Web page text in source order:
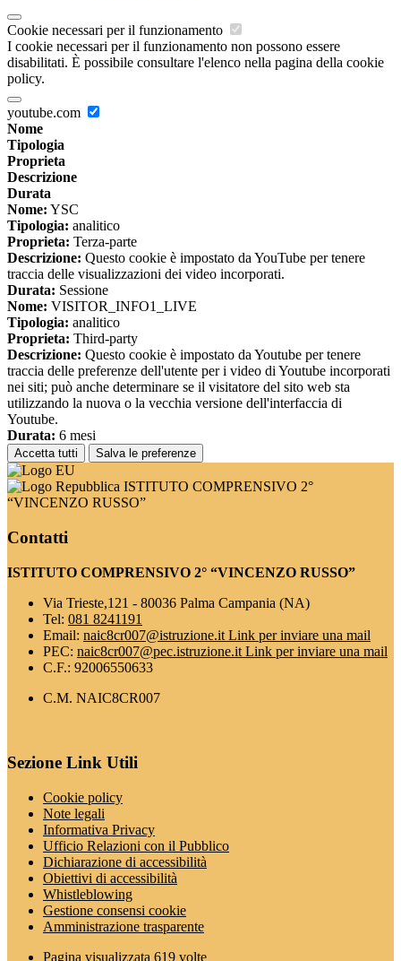
Cookie necessari per il funzionamento
I cookie necessari per il funzionamento non possono essere
disabilitati. È possibile consultare l'elenco nella pagina della cookie
policy.
youtube.com
Nome
Tipologia
Proprieta
Descrizione
Durata
Nome: YSC
Tipologia: analitico
Proprieta: Terza-parte
Descrizione: Questo cookie è impostato da YouTube per tenere
traccia delle visualizzazioni dei video incorporati.
Durata: Sessione
Nome: VISITOR_INFO1_LIVE
Tipologia: analitico
Proprieta: Third-party
Descrizione: Questo cookie è impostato da Youtube per tenere
traccia delle preferenze dell'utente per i video di Youtube incorporati
nei siti; può anche determinare se il visitatore del sito web sta
utilizzando la nuova o la vecchia versione dell'interfaccia di
Youtube.
Durata: 6 mesi
Accetta tutti Salva le preferenze
ISTITUTO COMPRENSIVO 2°
“VINCENZO RUSSO”
Contatti
ISTITUTO COMPRENSIVO 2° “VINCENZO RUSSO”
Via Trieste,121 - 80036 Palma Campania (NA)
Tel: 081 8241191
Email: naic8cr007@istruzione.it Link per inviare una mail
PEC: naic8cr007@pec.istruzione.it Link per inviare una mail
C.F.: 92006550633
C.M. NAIC8CR007
Sezione Link Utili
Cookie policy
Note legali
Informativa Privacy
Ufficio Relazioni con il Pubblico
Dichiarazione di accessibilità
Obiettivi di accessibilità
Whistleblowing
Gestione consensi cookie
Amministrazione trasparente
Pagina visualizzata 619 volte